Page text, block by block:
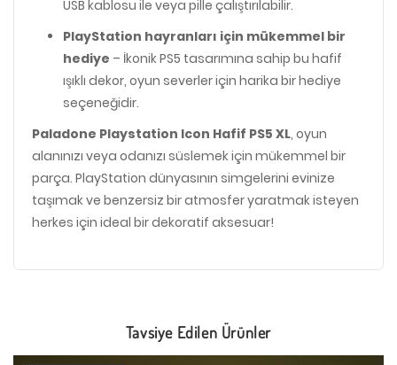
USB kablosu ile veya pille çalıştırılabilir.
PlayStation hayranları için mükemmel bir
hediye – İkonik PS5 tasarımına sahip bu hafif
ışıklı dekor, oyun severler için harika bir hediye
seçeneğidir.
Paladone Playstation Icon Hafif PS5 XL, oyun
alanınızı veya odanızı süslemek için mükemmel bir
parça. PlayStation dünyasının simgelerini evinize
taşımak ve benzersiz bir atmosfer yaratmak isteyen
herkes için ideal bir dekoratif aksesuar!
Tavsiye Edilen Ürünler